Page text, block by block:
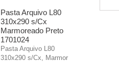
Pasta Arquivo L80
310x290 s/Cx
Marmoreado Preto
1701024
Pasta Arquivo L80
310x290 s/Cx, Marmor